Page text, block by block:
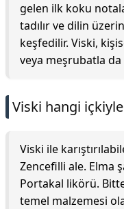
gelen ilk koku
tadılır ve dilin
keşfedilir. Viski,
veya meşrubatla
Viski hangi içkiyle
Viski ile
Zencefilli ale. Elma
Portakal likörü.
temel malzemesi